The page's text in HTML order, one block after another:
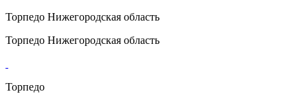
Торпедо Нижегородская область
Торпедо Нижегородская область
Торпедо